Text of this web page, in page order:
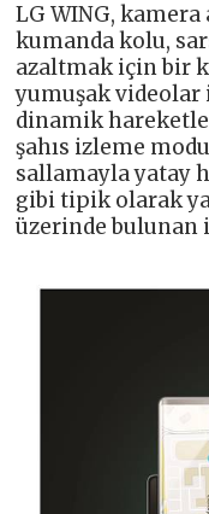
LG WING,
kumanda kolu,
azaltmak için bir
yumuşak
dinamik
şahıs izleme
sallamayla yatay
gibi tipik olarak
üzerinde bulunan